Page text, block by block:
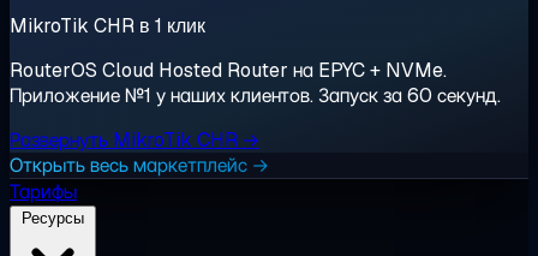
MikroTik CHR в 1 клик
RouterOS Cloud Hosted Router на EPYC + NVMe.
Приложение №1 у наших клиентов. Запуск за 60 секунд.
Развернуть MikroTik CHR →
Открыть весь маркетплейс →
Тарифы